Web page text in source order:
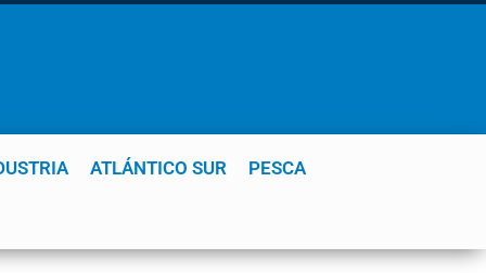
ATLÁNTICO SUR PESCA